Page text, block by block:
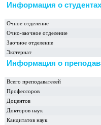
Информация о студентах
Очное отделение
Очно-заочное отделение
Заочное отделение
Экстернат
Информация о
Всего преподавателей
Профессоров
Доцентов
Докторов наук
Кандитатов наук